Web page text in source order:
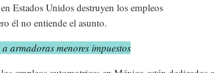
Estados Unidos destruyen los empleos
él no entiende el asunto.
armadoras menores impuestos